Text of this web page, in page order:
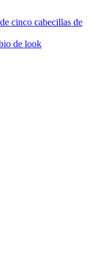
cinco cabecillas de
de look